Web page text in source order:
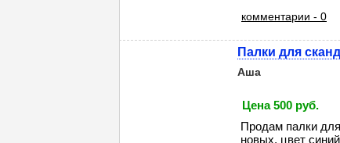
комментарии - 0
Палки для
Аша
Цена 500 руб.
Продам палки
новых, цвет